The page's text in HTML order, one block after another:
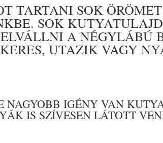
TARTANI SOK
SOK
ELVÁLLNI A NÉGYLÁBÚ
UTAZIK VAGY
NAGYOBB IGÉNY VAN
IS SZÍVESEN LÁTOTT